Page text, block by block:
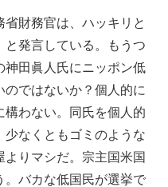
財務官は、ハッキリと
と発言している。もうつ
神田眞人氏にニッポン低
のではないか？個人的に
構わない。同氏を個人的
少なくともゴミのような
りマシだ。宗主国米国
。バカな低国民が選挙で